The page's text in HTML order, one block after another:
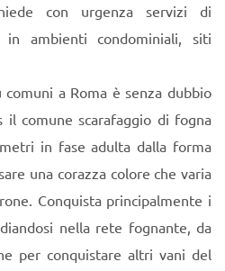
con urgenza servizi di
in ambienti condominiali, siti
a Roma è senza dubbio
comune scarafaggio di fogna
in fase adulta dalla forma
una corazza colore che varia
Conquista principalmente i
nella rete fognante, da
per conquistare altri vani del